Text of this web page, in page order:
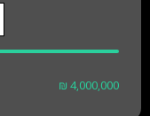
₪ 4,000,000